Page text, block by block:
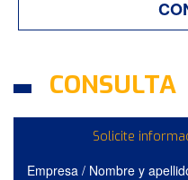
CONSULTA
Solicite
Empresa / Nombre y